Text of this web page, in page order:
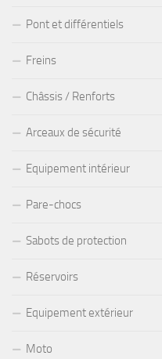
Pont et différentiels
Freins
Châssis / Renforts
Arceaux de sécurité
Equipement intérieur
Pare-chocs
Sabots de protection
Réservoirs
Equipement extérieur
Moto